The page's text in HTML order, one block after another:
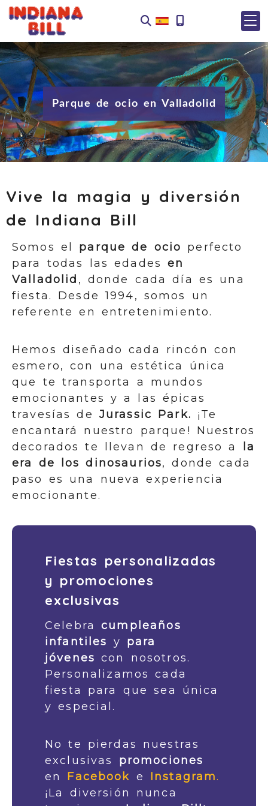
Parque de ocio en Valladolid
Vive la magia y diversión
de Indiana Bill
Somos el parque de ocio perfecto
para todas las edadesen
Valladolid , donde cada día es una
fiesta. Desde 1994, somos un
referente en entretenimiento.
Hemos diseñado cada rincón con
esmero, con una estética única
que te transporta a mundos
emocionantes y a las épicas
travesías de Jurassic Park. ¡Te
encantará nuestro parque! Nuestros
decorados te llevan de regreso a
la
era de los dinosaurios, donde cada
paso es una nueva experiencia
emocionante.
Fiestas personalizadas
y promociones
exclusivas
Celebracumpleaños
infantiles y para
jóvenes con nosotros.
Personalizamos cada
fiesta para que sea única
y especial.
No te pierdas nuestras
exclusivas promociones
en Facebook e Instagram.
¡La diversión nunca